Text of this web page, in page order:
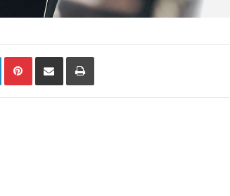
LinkedIn Pinterest Chia sẻ qua email In